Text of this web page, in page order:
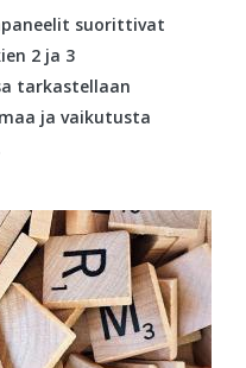
suorittivat
2 ja 3
tarkastellaan
ja vaikutusta